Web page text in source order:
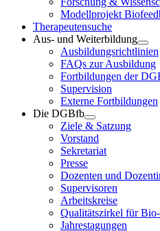
Modellprojekt
Therapeutensuche
Aus- und Weiterbildung
Ausbildungsrichtlinien
FAQs zur Ausbildung
Fortbildungen der
Supervision
Externe Fortbildungen
Die DGBfb
Ziele & Satzung
Vorstand
Sekretariat
Presse
Dozenten und
Supervisoren
Arbeitskreise
Qualitätszirkel für
Jahrestagungen